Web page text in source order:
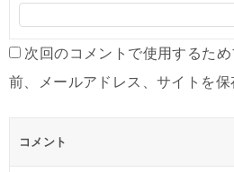
次回のコメントで使用するた
前、メールアドレス、サイトを保
コメント